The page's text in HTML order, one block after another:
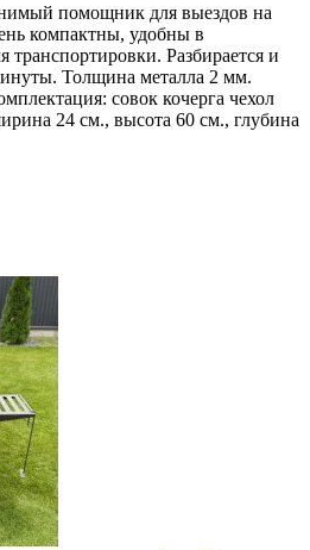
помощник для выездов на
компактны, удобны в
транспортировки. Разбирается и
Толщина металла 2 мм.
совок кочерга чехол
24 см., высота 60 см., глубина